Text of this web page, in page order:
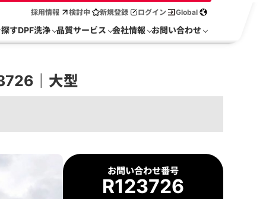
採用情報 検討中 新規登録 ログイン Global
すDPF洗浄 品質サービス 会社情報 お問い合わせ
｜大型
お問い合わせ番号
R123726